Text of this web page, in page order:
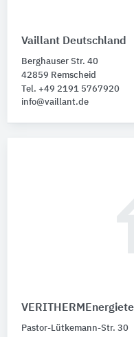
Vaillant Deutschland
Berghauser Str. 40
42859 Remscheid
Tel. +49 2191 5767920
info@vaillant.de
Pastor-Lütkemann-Str. 30